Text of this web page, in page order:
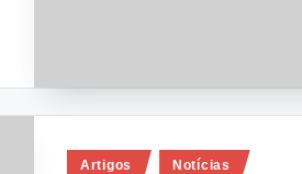
Posted
Artigos Notícias